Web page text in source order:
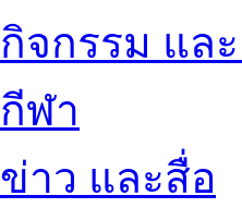
กิจกรรม แล
กีฬา
ข่าว และสื่อ